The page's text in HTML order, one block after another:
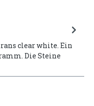
clear white. Ein
Die Steine